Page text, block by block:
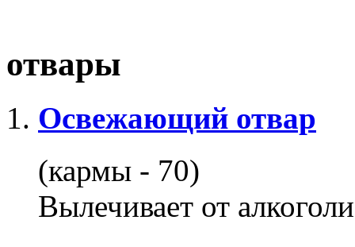
отвары
Освежающий отвар
(кармы - 70)
Вылечивает от